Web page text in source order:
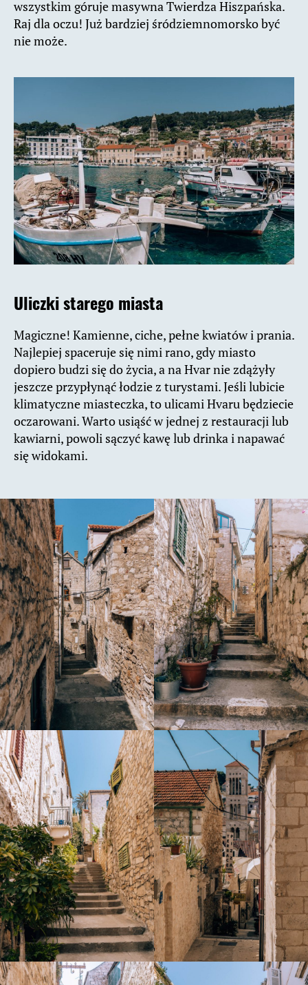
wszystkim góruje masywna Twierdza Hiszpańska.
Raj dla oczu! Już bardziej śródziemnomorsko być
nie może.
Uliczki starego miasta
Magiczne! Kamienne, ciche, pełne kwiatów i prania.
Najlepiej spaceruje się nimi rano, gdy miasto
dopiero budzi się do życia, a na Hvar nie zdążyły
jeszcze przypłynąć łodzie z turystami. Jeśli lubicie
klimatyczne miasteczka, to ulicami Hvaru będziecie
oczarowani. Warto usiąść w jednej z restauracji lub
kawiarni, powoli sączyć kawę lub drinka i napawać
się widokami.